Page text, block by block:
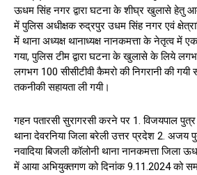
ऊधम सिंह नगर द्वारा घटना के शीघ्र खुलासे हेतु
में पुलिस अधीक्षक रुद्रपुर उधम सिंह नगर एवं
में थाना अध्यक्ष थानाध्यक्ष नानकमत्ता के नेतृत्व में
गया, पुलिस टीम द्वारा घटना के खुलासे के लिये
लगभग 100 सीसीटीवी कैमरो की निगरानी की गयी
तकनीकी सहायता ली गयी।
गहन पतारसी सुरागरसी करने पर 1. विजयपाल पुत्र
थाना देवरनिया जिला बरेली उत्तर प्रदेश 2. अजय
नवादिया बिजली कॉलोनी थाना नानकमत्ता जिला
में आया अभियुक्तगण को दिनांक 9.11.2024 को